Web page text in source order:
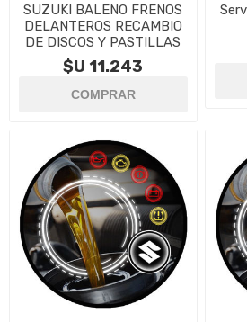
SUZUKI BALENO FRENOS
DELANTEROS RECAMBIO
DE DISCOS Y PASTILLAS
$U 11.243